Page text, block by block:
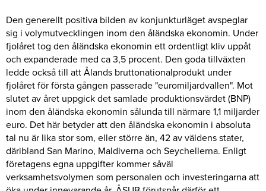
Den generellt positiva bilden av konjunkturläget avspeglar
sig i volymutvecklingen inom den åländska ekonomin. Under
fjolåret tog den åländska ekonomin ett ordentligt kliv uppåt
och expanderade med ca 3,5 procent. Den goda tillväxten
ledde också till att Ålands bruttonationalprodukt under
fjolåret för första gången passerade "euromiljardvallen". Mot
slutet av året uppgick det samlade produktionsvärdet (BNP)
inom den åländska ekonomin sålunda till närmare 1,1 miljarder
euro. Det här betyder att den åländska ekonomin i absoluta
tal nu är lika stor som, eller större än, 42 av väldens stater,
däribland San Marino, Maldiverna och Seychellerna. Enligt
företagens egna uppgifter kommer såväl
verksamhetsvolymen som personalen och investeringarna att